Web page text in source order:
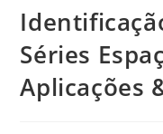
Séries
Aplicações